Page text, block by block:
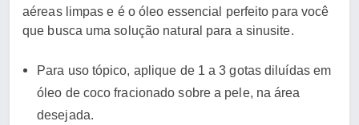
aéreas limpas e é o óleo essencial perfeito para você
que busca uma solução natural para a sinusite.
Para uso tópico, aplique de 1 a 3 gotas diluídas em
óleo de coco fracionado sobre a pele, na área
desejada.